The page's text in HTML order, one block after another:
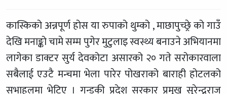
कास्किको अन्नपूर्ण होस या रुपाको थुम्को , माछापुच्छ्रे को गाउँ
देखि मनाङ्को चामे सम्म पुगेर मुटुलाइ स्वस्थ्य बनाउने अभियानमा
लागेका डाक्टर सुर्य देवकोटा असारको २० गते सरोकारवाला
सबैलाई एउटै मन्चमा भेला पारेर पोखराको बाराही होटलको